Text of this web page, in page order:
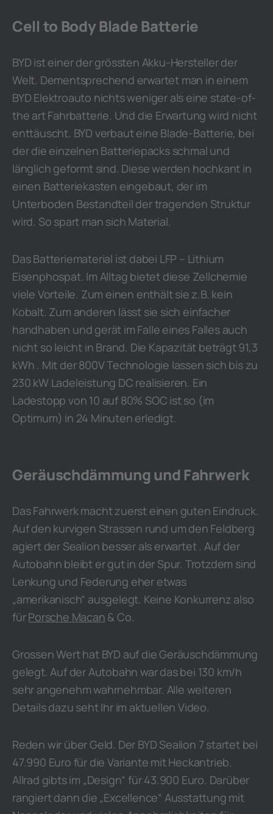
Cell to Body Blade Batterie
BYD ist einer der grössten Akku-Hersteller der
Welt. Dementsprechend erwartet man in einem
BYD Elektroauto nichts weniger als eine state-of-
the art Fahrbatterie. Und die Erwartung wird nicht
enttäuscht. BYD verbaut eine Blade-Batterie, bei
der die einzelnen Batteriepacks schmal und
länglich geformt sind. Diese werden hochkant in
einen Batteriekasten eingebaut, der im
Unterboden Bestandteil der tragenden Struktur
wird. So spart man sich Material.
Das Batteriematerial ist dabei LFP – Lithium
Eisenphospat. Im Alltag bietet diese Zellchemie
viele Vorteile. Zum einen enthält sie z.B. kein
Kobalt. Zum anderen lässt sie sich einfacher
handhaben und gerät im Falle eines Falles auch
nicht so leicht in Brand. Die Kapazität beträgt 91,3
kWh . Mit der 800V Technologie lassen sich bis zu
230 kW Ladeleistung DC realisieren. Ein
Ladestopp von 10 auf 80% SOC ist so (im
Optimum) in 24 Minuten erledigt.
Geräuschdämmung und Fahrwerk
Das Fahrwerk macht zuerst einen guten Eindruck.
Auf den kurvigen Strassen rund um den Feldberg
agiert der Sealion besser als erwartet . Auf der
Autobahn bleibt er gut in der Spur. Trotzdem sind
Lenkung und Federung eher etwas
„amerikanisch“ ausgelegt. Keine Konkurrenz also
fürPorsche Macan & Co.
Grossen Wert hat BYD auf die Geräuschdämmung
gelegt. Auf der Autobahn war das bei 130 km/h
sehr angenehm wahrnehmbar. Alle weiteren
Details dazu seht Ihr im aktuellen Video.
Reden wir über Geld. Der BYD Sealion 7 startet bei
47.990 Euro für die Variante mit Heckantrieb.
Allrad gibts im „Design“ für 43.900 Euro. Darüber
rangiert dann die „Excellence“ Ausstattung mit